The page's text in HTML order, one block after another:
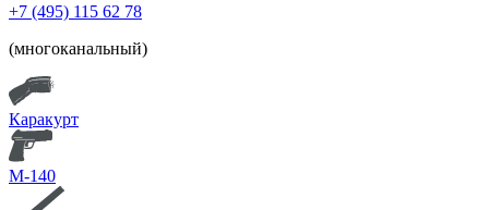
+7 (495) 115 62 78
(многоканальный)
Каракурт
М-140